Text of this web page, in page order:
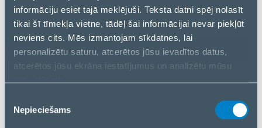
informāciju esiet tajā meklējuši. Teksta datni spēj nolasīt
tikai šī tīmekļa vietne, tādēļ šai informācijai nevar piekļūt
neviens cits. Mēs izmantojam sīkdatnes, lai
personalizētu saturu, atcerētos jūsu ievadītos datus,
atcerētos jūsu ekrāna iestatījumus un analizētu mūsu
kopīgojam ar saviem sociālās saziņas līdzekļu,
reklamēšanas un analīzes partneriem. Ja piekrītat, lūdzu,
izvēle
Nepieciešams
Amazfit Support